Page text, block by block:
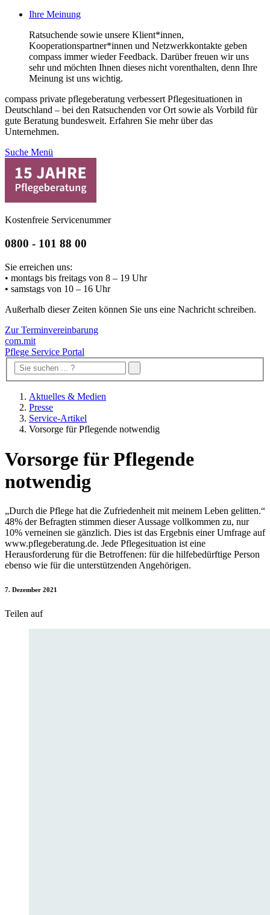
Ihre Meinung
Ratsuchende sowie unsere Klient*innen,
Kooperationspartner*innen und Netzwerkkontakte geben
compass immer wieder Feedback. Darüber freuen wir uns
sehr und möchten Ihnen dieses nicht vorenthalten, denn Ihre
Meinung ist uns wichtig.
compass private pflegeberatung verbessert Pflegesituationen in
Deutschland – bei den Ratsuchenden vor Ort sowie als Vorbild für
gute Beratung bundesweit. Erfahren Sie mehr über das
Unternehmen.
Suche Menü
Kostenfreie Servicenummer
0800 - 101 88 00
Sie erreichen uns:
• montags bis freitags von 8 – 19 Uhr
• samstags von 10 – 16 Uhr
Außerhalb dieser Zeiten können Sie uns eine Nachricht schreiben.
Zur Terminvereinbarung
com.mit
Pflege Service Portal
Aktuelles & Medien
Presse
Service-Artikel
Vorsorge für Pflegende notwendig
Vorsorge für Pflegende
notwendig
„Durch die Pflege hat die Zufriedenheit mit meinem Leben gelitten.“
48% der Befragten stimmen dieser Aussage vollkommen zu, nur
10% verneinen sie gänzlich. Dies ist das Ergebnis einer Umfrage auf
www.pflegeberatung.de. Jede Pflegesituation ist eine
Herausforderung für die Betroffenen: für die hilfebedürftige Person
ebenso wie für die unterstützenden Angehörigen.
7. Dezember 2021
Teilen auf